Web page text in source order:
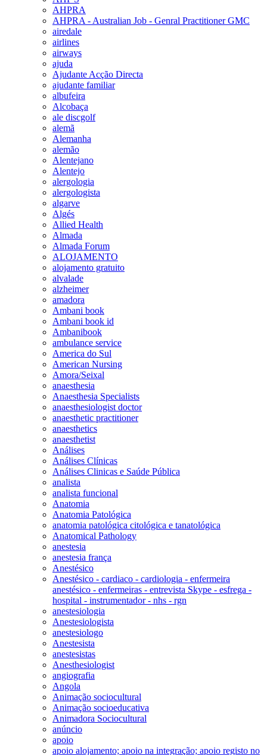
AHPRA
AHPRA - Australian Job - Genral Practitioner GMC
airedale
airlines
airways
ajuda
Ajudante Acção Directa
ajudante familiar
albufeira
Alcobaça
ale discgolf
alemã
Alemanha
alemão
Alentejano
Alentejo
alergologia
alergologista
algarve
Algés
Allied Health
Almada
Almada Forum
ALOJAMENTO
alojamento gratuito
alvalade
alzheimer
amadora
Ambani book
Ambani book id
Ambanibook
ambulance service
America do Sul
American Nursing
Amora/Seixal
anaesthesia
Anaesthesia Specialists
anaesthesiologist doctor
anaesthetic practitioner
anaesthetics
anaesthetist
Análises
Análises Clínicas
Análises Clinicas e Saúde Pública
analista
analista funcional
Anatomia
Anatomia Patológica
anatomia patológica citológica e tanatológica
Anatomical Pathology
anestesia
anestesia frança
Anestésico
Anestésico - cardiaco - cardiologia - enfermeira
anestésico - enfermeiras - entrevista Skype - esfrega -
hospital - instrumentador - nhs - rgn
anestesiologia
Anestesiologista
anestesiologo
Anestesista
anestesistas
Anesthesiologist
angiografia
Angola
Animação sociocultural
Animação socioeducativa
Animadora Sociocultural
anúncio
apoio
apoio alojamento; apoio na integração; apoio registo no